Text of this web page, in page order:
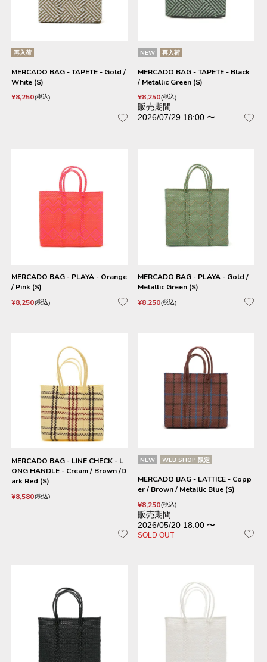
再入荷
MERCADO BAG - TAPETE - Gold /
White (S)
¥8,250 税込
NEW 再入荷
MERCADO BAG - TAPETE - Black
/ Metallic Green (S)
¥8,250 税込
販売期間
2026/07/29 18:00 〜
MERCADO BAG - PLAYA - Orange
/ Pink (S)
¥8,250 税込
MERCADO BAG - PLAYA - Gold /
Metallic Green (S)
¥8,250 税込
MERCADO BAG - LINE CHECK - L
ONG HANDLE - Cream / Brown /D
ark Red (S)
¥8,580 税込
NEW WEB SHOP 限定
MERCADO BAG - LATTICE - Copp
er / Brown / Metallic Blue (S)
¥8,250 税込
販売期間
2026/05/20 18:00 〜
SOLD OUT